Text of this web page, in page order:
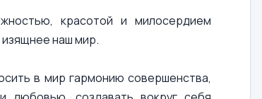
красотой и милосердием
наш мир.
в мир гармонию совершенства,